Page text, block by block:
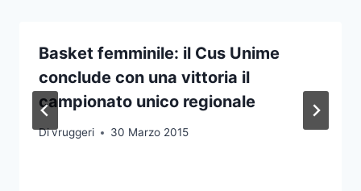
Basket femminile: il Cus Unime
conclude con una vittoria il
campionato unico regionale
Divruggeri 30 Marzo 2015